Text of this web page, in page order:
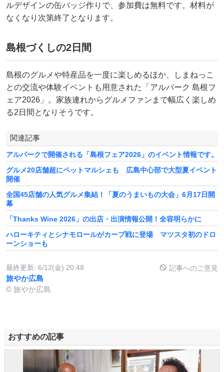
ルデザインの缶バッジ作りで、参加費は無料です。材料が
なくなり次第終了となります。
島根づくしの2日間
島根のグルメや特産品を一度に楽しめるほか、しまねっこ
との交流や体験イベントも用意された「アルパーク 島根フ
ェア2026」。家族連れからグルメファンまで幅広く楽しめ
る2日間となりそうです。
関連記事
アルパークで開催される「島根フェア2026」のイベント情報です。
グルメ20店舗超にペットマルシェも 広島中心部で大型夏イベント
開催
全国45店舗の人気グルメ集結！「夏のうまいもの大会」6月17日開
幕
「Thanks Wine 2026」の出店・出演情報公開！全容明らかに
ハローキティとシナモロールがカープ戦に登場 マツスタ初のドロ
ーンショーも
最終更新: 6/12(金) 20:48 記事へのご意見
旅やか広島
© 旅やか広島
おすすめの記事